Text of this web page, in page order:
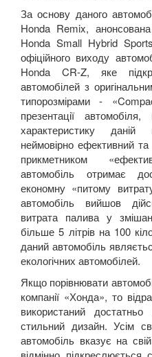
За основу даного
Honda Remix,
Honda Small Hybrid Sports
офіційного виходу
Honda
CR-Z, яке
автомобілей з
типорозмірами - «
презентації
характеристику
неймовірно ефективний
прикметником
автомобіль отримає
економну «питому
автомобіль вийшов
витрата палива у
більше 5 літрів на 100
даний автомобіль
екологічних автомобілей.
Якщо порівнювати
компанії «Хонда», то
використаний
стильний дизайн. Усім
автомобіль вказує на